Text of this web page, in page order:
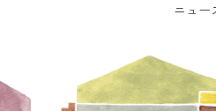
ニュー